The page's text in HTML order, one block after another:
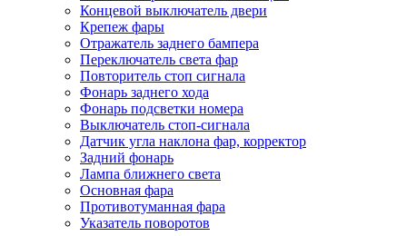
Концевой выключатель двери
Крепеж фары
Отражатель заднего бампера
Переключатель света фар
Повторитель стоп сигнала
Фонарь заднего хода
Фонарь подсветки номера
Выключатель стоп-сигнала
Датчик угла наклона фар, корректор
Задний фонарь
Лампа ближнего света
Основная фара
Противотуманная фара
Указатель поворотов